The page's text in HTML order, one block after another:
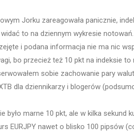
Jorku zareagowała panicznie,
to na dziennym wykresie
i podana informacja nie ma nic
bo przecież też 10 pkt na indeksie
sobie zachowanie pary
dla dziennikarzy i blogerów
było marne 10 pkt, ale w kilka sekund
EURJPY nawet o blisko 100 pipsów